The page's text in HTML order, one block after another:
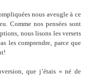
nous aveugle à ce
Comme nos pensées sont
nous lisons les versets
les comprendre, parce que
que j’étais « né de